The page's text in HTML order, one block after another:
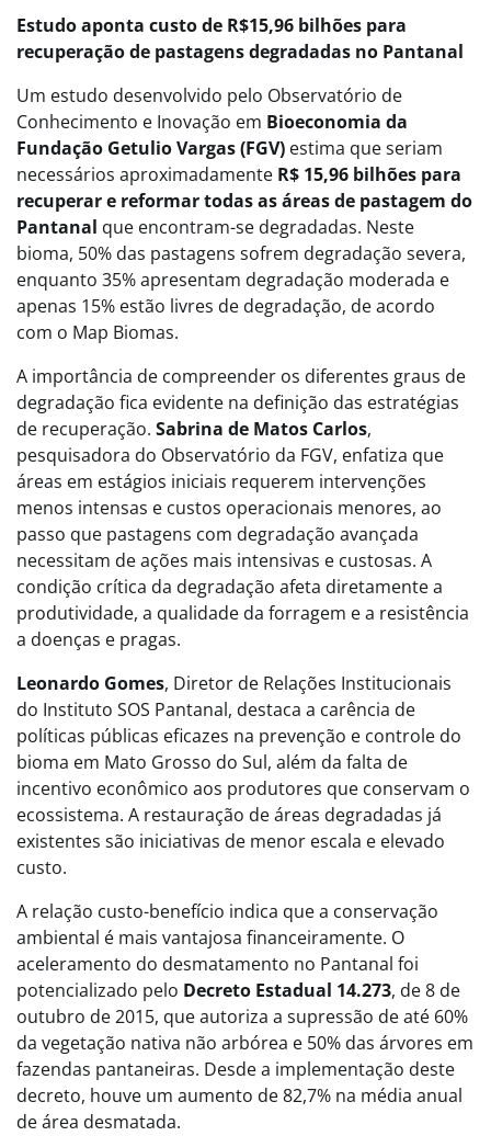
Estudo aponta custo de R$15,96 bilhões para
recuperação de pastagens degradadas no Pantanal
Um estudo desenvolvido pelo Observatório de
Conhecimento e Inovação em Bioeconomia da
Fundação Getulio Vargas (FGV) estima que seriam
necessários aproximadamente R$ 15,96 bilhões para
recuperar e reformar todas as áreas de pastagem do
Pantanal que encontram-se degradadas. Neste
bioma, 50% das pastagens sofrem degradação severa,
enquanto 35% apresentam degradação moderada e
apenas 15% estão livres de degradação, de acordo
com o Map Biomas.
A importância de compreender os diferentes graus de
degradação fica evidente na definição das estratégias
de recuperação. Sabrina de Matos Carlos,
pesquisadora do Observatório da FGV, enfatiza que
áreas em estágios iniciais requerem intervenções
menos intensas e custos operacionais menores, ao
passo que pastagens com degradação avançada
necessitam de ações mais intensivas e custosas. A
condição crítica da degradação afeta diretamente a
produtividade, a qualidade da forragem e a resistência
a doenças e pragas.
Leonardo Gomes, Diretor de Relações Institucionais
do Instituto SOS Pantanal, destaca a carência de
políticas públicas eficazes na prevenção e controle do
bioma em Mato Grosso do Sul, além da falta de
incentivo econômico aos produtores que conservam o
ecossistema. A restauração de áreas degradadas já
existentes são iniciativas de menor escala e elevado
custo.
A relação custo-benefício indica que a conservação
ambiental é mais vantajosa financeiramente. O
aceleramento do desmatamento no Pantanal foi
potencializado pelo Decreto Estadual 14.273, de 8 de
outubro de 2015, que autoriza a supressão de até 60%
da vegetação nativa não arbórea e 50% das árvores em
fazendas pantaneiras. Desde a implementação deste
decreto, houve um aumento de 82,7% na média anual
de área desmatada.